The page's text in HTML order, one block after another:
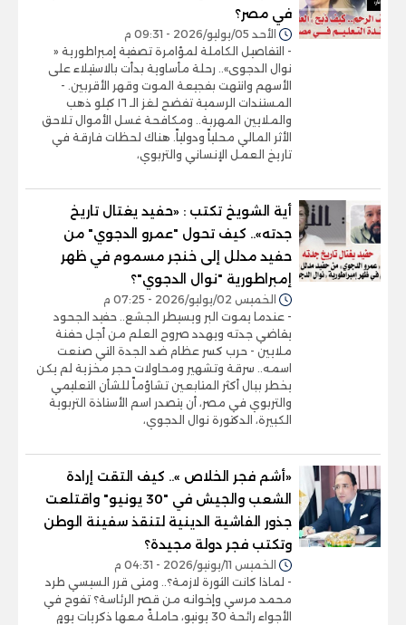
في مصر؟
الأحد 05/يوليو/2026 - 09:31 م
- التفاصيل الكاملة لمؤامرة تصفية إمبراطورية «
نوال الدجوى».. رحلة مأساوية بدأت بالاستيلاء على
الأسهم وانتهت بفجيعة الموت وقهر الأقربين. -
المستندات الرسمية تفضح لغز الـ ١٦ كيلو ذهب
والملايين المهربة.. ومكافحة غسل الأموال تلاحق
الأثر المالي محلياً ودولياً. هناك لحظات فارقة في
تاريخ العمل الإنساني والتربوي،
أية الشويخ تكتب : «حفيد يغتال تاريخ
جدته».. كيف تحول "عمرو الدجوي" من
حفيد مدلل إلى خنجر مسموم في ظهر
إمبراطورية "نوال الدجوي"؟
الخميس 02/يوليو/2026 - 07:25 م
- عندما يموت البر ويسيطر الجشع.. حفيد الجحود
يقاضي جدته ويهدد صروح العلم من أجل حفنة
ملايين - حرب كسر عظام ضد الجدة التي صنعت
اسمه.. سرقة وتشهير ومحاولات حجر مخزية لم يكن
يخطر ببال أكثر المتابعين تشاؤماً للشأن التعليمي
والتربوي في مصر، أن يتصدر اسم الأستاذة التربوية
الكبيرة، الدكتورة نوال الدجوي،
«أشم فجر الخلاص ».. كيف التقت إرادة
الشعب والجيش في "30 يونيو" واقتلعت
جذور الفاشية الدينية لتنقذ سفينة الوطن
وتكتب فجر دولة مجيدة؟
الخميس 11/يونيو/2026 - 04:31 م
- لماذا كانت الثورة لازمة؟.. ومتى قرر السيسي طرد
محمد مرسي وإخوانه من قصر الرئاسة؟ تفوح في
الأجواء رائحة 30 يونيو، حاملةً معها ذكريات يومٍ